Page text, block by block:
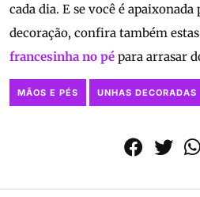
cada dia. E se você é apaixonada
decoração, confira também
francesinha no pé para arrasar
MÃOS E PÉS UNHAS DECORADAS